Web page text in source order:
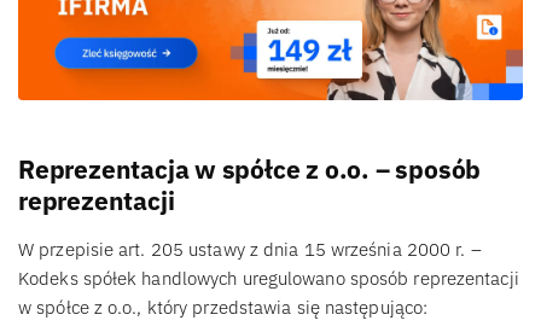
Reprezentacja w spółce z o.o. – sposób
reprezentacji
W przepisie art. 205 ustawy z dnia 15 września 2000 r. –
Kodeks spółek handlowych uregulowano sposób reprezentacji
w spółce z o.o., który przedstawia się następująco: